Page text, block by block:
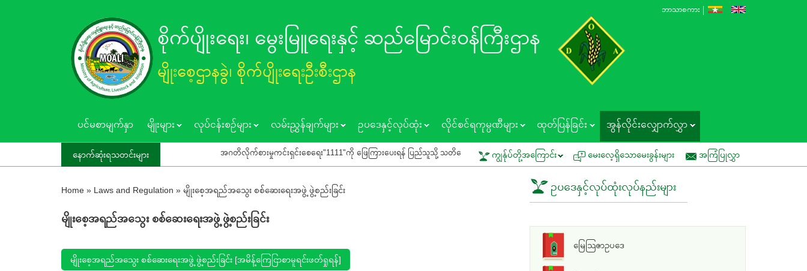
ဘာသာစကား
စိုက်ပျိုးရေး၊ မွေးမြူရေးနှင့် ဆည်မြောင်း၀န်ကြီးဌာန
မျိုးစေ့ဌာနခွဲ၊ စိုက်ပျိုးရေးဦးစီးဌာန
ပင်မစာမျက်နှာ မျိုးများ လုပ်ငန်းစဥ်များ လမ်းညွှန်ချက်များ ဥပဒေနှင့်လုပ်ထုံး လိုင်စင်ရကုမ္ပဏီများ ထုတ်ပြန်ခြင်း အွန်လိုင်းလျှောက်လွှာ
နောက်ဆုံးရသတင်းများ အဂတိလိုက်စားမှုကင်းရှင်းစေရေး"1111"ကို ဖြေကြားပေးရန် ပြည်သူသို့ သတိပေးနှိုးဆော်ခြင်း ကွင်းသရုပ်ပြပွဲတွင် ပူးပေါင်းပါဝင်နိုင်ပါရန် ဖိတ်ကြားခြင်း အမိန့်ကြော်ငြာစာအမှတ် (၁/
ကျွန်ုပ်တို့အကြောင်း မေးလေ့ရှိသောမေးခွန်းများ အကြံပြုလွှာ
Home » Laws and Regulation » မျိုးစေ့အရည်အသွေး စစ်ဆေးရေးအဖွဲ့ ဖွဲ့စည်းခြင်း
မျိုးစေ့အရည်အသွေး စစ်ဆေးရေးအဖွဲ့ ဖွဲ့စည်းခြင်း
မျိုးစေ့အရည်အသွေး စစ်ဆေးရေးအဖွဲ့ ဖွဲ့စည်းခြင်း [အမိန့်ကြေငြာစာမူရင်းဖတ်ရှုရန်]
ဥပဒေနှင့်လုပ်ထုံးလုပ်နည်းများ
မြေသြဇာဥပဒေ